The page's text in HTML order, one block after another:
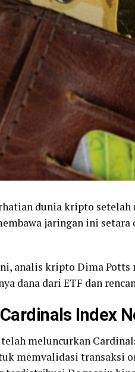
dunia kripto setelah
jaringan ini setara
analis kripto Dima
dana dari ETF dan
Index
meluncurkan
memvalidasi transaksi